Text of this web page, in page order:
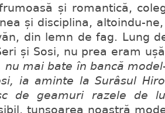
și romantică,
și disciplina, altoindu-
din lemn de fag. Lung
și Sosi, nu prea eram
nu mai bate în bancă model
ia aminte la Surâsul
de geamuri razele de
tunsoarea noastră